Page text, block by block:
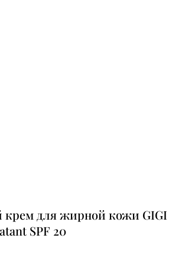
для жирной кожи GIGI
SPF 20